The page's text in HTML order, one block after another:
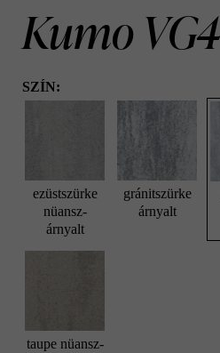
Kumo VG4
SZÍN:
ezüstszürke
nüansz-
árnyalt
gránitszürke
árnyalt
taupe nüansz-